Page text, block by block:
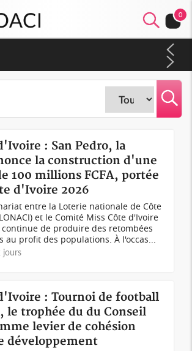
0
: San Pedro, la
la construction d'une
100 millions FCFA, portée
d'Ivoire 2026
entre la Loterie nationale de Côte
et le Comité Miss Côte d'Ivoire
continue de produire des retombées
au profit des populations. À l'occas...
jours
: Tournoi de football
le trophée du du Conseil
levier de cohésion
développement